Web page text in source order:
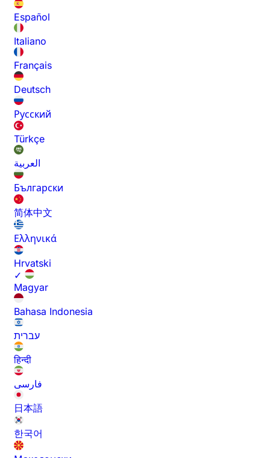
Español
Italiano
Français
Deutsch
Русский
Türkçe
العربية
Български
简体中文
Ελληνικά
Hrvatski
✓
Magyar
Bahasa Indonesia
עברית
हिन्दी
فارسی
日本語
한국어